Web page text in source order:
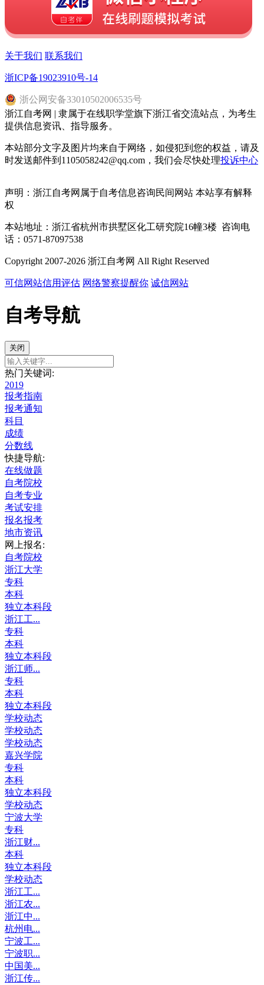
关于我们 联系我们
浙ICP备19023910号-14
浙公网安备33010502006535号
浙江自考网 | 隶属于在线职学堂旗下浙江省交流站点，为考生
提供信息资讯、指导服务。
本站部分文字及图片均来自于网络，如侵犯到您的权益，请及
时发送邮件到1105058242@qq.com，我们会尽快处理投诉中心
声明：浙江自考网属于自考信息咨询民间网站 本站享有解释
权
本站地址：浙江省杭州市拱墅区化工研究院16幢3楼 咨询电
话：0571-87097538
Copyright 2007-2026 浙江自考网 All Right Reserved
可信网站信用评估 网络警察提醒你 诚信网站
自考导航
关闭
热门关键词:
2019
报考指南
报考通知
科目
成绩
分数线
快捷导航:
在线做题
自考院校
自考专业
考试安排
报名报考
地市资讯
网上报名:
自考院校
浙江大学
专科
本科
独立本科段
浙江工...
专科
本科
独立本科段
浙江师...
专科
本科
独立本科段
学校动态
学校动态
学校动态
嘉兴学院
专科
本科
独立本科段
学校动态
宁波大学
专科
浙江财...
本科
独立本科段
学校动态
浙江工...
浙江农...
浙江中...
杭州电...
宁波工...
宁波职...
中国美...
浙江传...